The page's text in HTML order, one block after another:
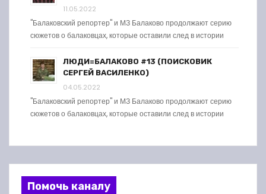
11.05.2022
"Балаковский репортер" и МЗ Балаково продолжают серию
сюжетов о балаковцах, которые оставили след в истории
ЛЮДИ=БАЛАКОВО #13 (ПОИСКОВИК
СЕРГЕЙ ВАСИЛЕНКО)
04.05.2022
"Балаковский репортер" и МЗ Балаково продолжают серию
сюжетов о балаковцах, которые оставили след в истории
Помочь каналу